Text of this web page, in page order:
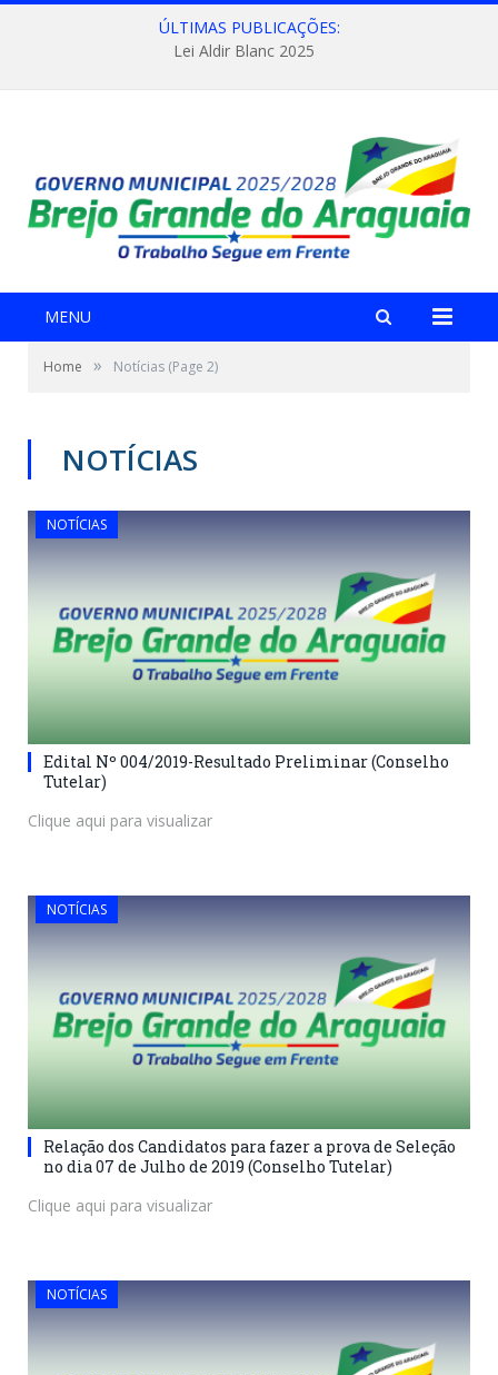
ÚLTIMAS PUBLICAÇÕES:
Lei Aldir Blanc 2025
MENU
Home » Notícias (Page 2)
NOTÍCIAS
NOTÍCIAS
Edital Nº 004/2019-Resultado Preliminar (Conselho
Tutelar)
Clique aqui para visualizar
NOTÍCIAS
Relação dos Candidatos para fazer a prova de Seleção
no dia 07 de Julho de 2019 (Conselho Tutelar)
Clique aqui para visualizar
NOTÍCIAS